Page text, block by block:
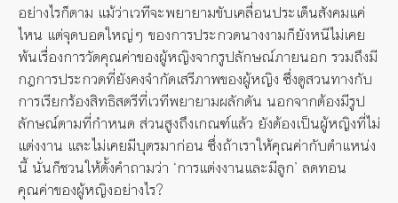
อย่างไรก็ตาม แม้ว่าเวทีจะพยายามขับเคลื่อนประเด็นสังคมแค่
ไหน แต่จุดบอดใหญ่ๆ ของการประกวดนางงามก็ยังหนีไม่เคย
พ้นเรื่องการวัดคุณค่าของผู้หญิงจากรูปลักษณ์ภายนอก รวมถึงมี
กฎการประกวดที่ยังคงจำกัดเสรีภาพของผู้หญิง ซึ่งดูสวนทางกับ
การเรียกร้องสิทธิสตรีที่เวทีพยายามผลักดัน นอกจากต้องมีรูป
ลักษณ์ตามที่กำหนด ส่วนสูงถึงเกณฑ์แล้ว ยังต้องเป็นผู้หญิงที่ไม่
แต่งงาน และไม่เคยมีบุตรมาก่อน ซึ่งถ้าเราให้คุณค่ากับตำแหน่ง
นี้ นั่นก็ชวนให้ตั้งคำถามว่า ‘การแต่งงานและมีลูก’ ลดทอน
คุณค่าของผู้หญิงอย่างไร?